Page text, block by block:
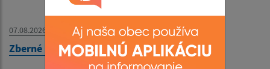
07.08.2026
Zberné miesto - OZNAM